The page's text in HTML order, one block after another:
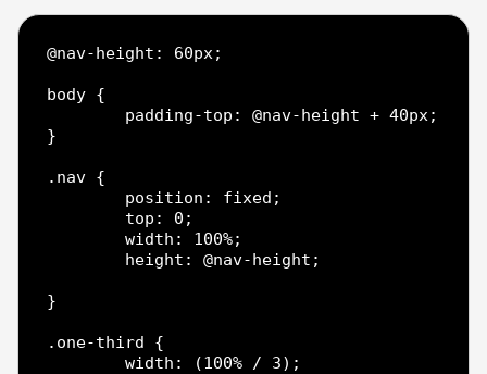
@nav-height: 60px;
body {
}
.nav {
	width: 100%;
}
.one-third {
	width: (100% / 3);